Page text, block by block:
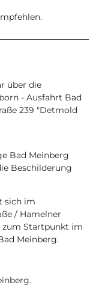
über die
- Ausfahrt Bad
239 "Detmold
Bad Meinberg
Beschilderung
sich im
/ Hamelner
zum Startpunkt im
Meinberg.